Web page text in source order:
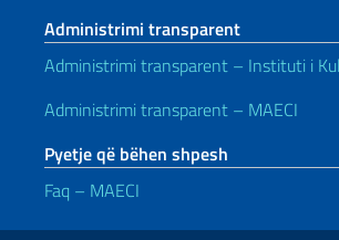
Administrimi transparent
Administrimi transparent – Instituti i
Administrimi transparent – MAECI
Pyetje që bëhen shpesh
Faq – MAECI